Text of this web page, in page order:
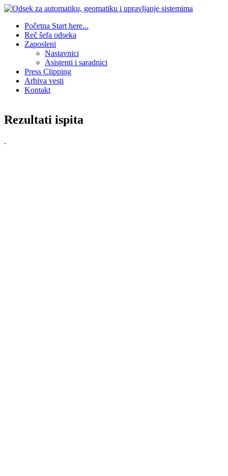
Početna Start here...
Reč šefa odseka
Zaposleni
Nastavnici
Asistenti i saradnici
Press Clipping
Arhiva vesti
Kontakt
Rezultati ispita
.